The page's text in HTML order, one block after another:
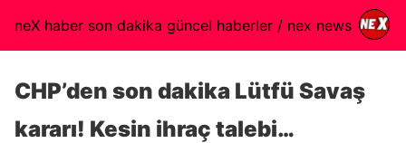
neX haber son dakika güncel haberler / nex news
CHP’den son dakika Lütfü Savaş
kararı! Kesin ihraç talebi…